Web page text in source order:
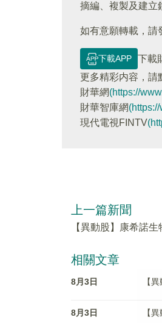
摘編、複製及建立
如有意願轉載，請
下載APP
下載
更多精彩内容，請
財華網(https://
財華智庫網
現代電視FINTV
上一篇新聞
【異動股】康希諾
相關文章
8月3日 【
8月3日 【